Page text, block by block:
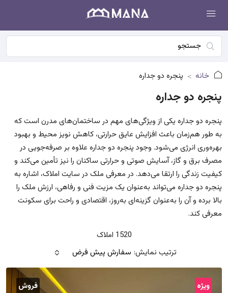
خانه پنجره دو جداره
پنجره دو جداره
پنجره دو جداره یکی از ویژگی‌های مهم در ساختمان‌های مدرن است که
به طور هم‌زمان باعث افزایش عایق حرارتی، کاهش نویز محیط و بهبود
بهره‌وری انرژی می‌شود. وجود پنجره دو جداره علاوه بر صرفه‌جویی در
مصرف برق و گاز، آسایش صوتی و حرارتی ساکنان را نیز تأمین می‌کند و
کیفیت زندگی را ارتقا می‌دهد. در معرفی ملک در سایت املاک، اشاره به
پنجره دو جداره می‌تواند به‌عنوان یک مزیت فنی و رفاهی، ارزش ملک را
بالا برده و آن را به‌عنوان گزینه‌ای به‌روز، اقتصادی و راحت برای سکونت
معرفی کند.
1520 املاک
ترتیب نمایش: سفارش پیش فرض
ویژه فروش